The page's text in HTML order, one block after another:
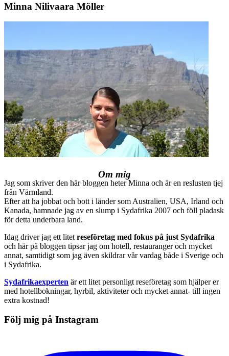
Minna Nilivaara Möller
Om mig
Jag som skriver den här bloggen heter Minna och är en reslusten tjej
från Värmland.
Efter att ha jobbat och bott i länder som Australien, USA, Irland och
Kanada, hamnade jag av en slump i Sydafrika 2007 och föll pladask
för detta underbara land.
Idag driver jag ett litet reseföretag med fokus på just Sydafrika
och här på bloggen tipsar jag om hotell, restauranger och mycket
annat, samtidigt som jag även skildrar vår vardag både i Sverige och
i Sydafrika.
Sydafrikaexperten är ett litet personligt reseföretag som hjälper er
med hotellbokningar, hyrbil, aktiviteter och mycket annat- till ingen
extra kostnad!
Följ mig på Instagram